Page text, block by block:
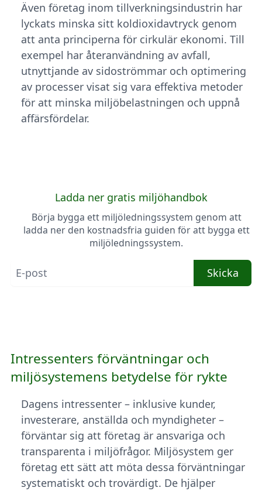
Även företag inom tillverkningsindustrin har
lyckats minska sitt koldioxidavtryck genom
att anta principerna för cirkulär ekonomi. Till
exempel har återanvändning av avfall,
utnyttjande av sidoströmmar och optimering
av processer visat sig vara effektiva metoder
för att minska miljöbelastningen och uppnå
affärsfördelar.
Ladda ner gratis miljöhandbok
Börja bygga ett miljöledningssystem genom att
ladda ner den kostnadsfria guiden för att bygga ett
miljöledningssystem.
Skicka
Intressenters förväntningar och
miljösystemens betydelse för rykte
Dagens intressenter – inklusive kunder,
investerare, anställda och myndigheter –
förväntar sig att företag är ansvariga och
transparenta i miljöfrågor. Miljösystem ger
företag ett sätt att möta dessa förväntningar
systematiskt och trovärdigt. De hjälper